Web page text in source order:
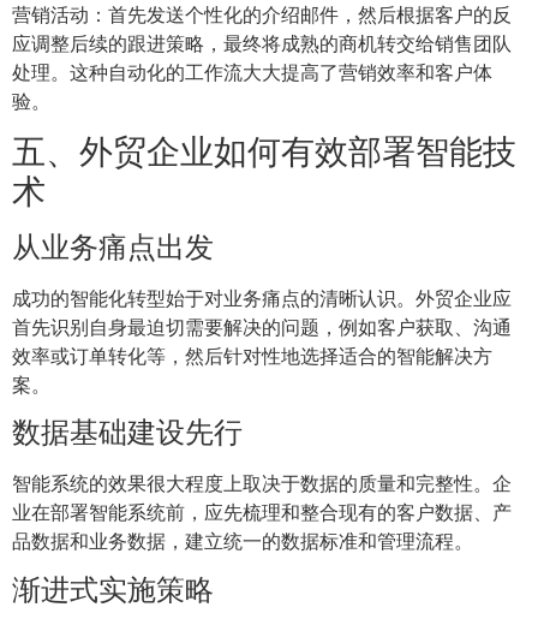
营销活动：首先发送个性化的介绍邮件，然后根据客户的反
应调整后续的跟进策略，最终将成熟的商机转交给销售团队
处理。这种自动化的工作流大大提高了营销效率和客户体
验。
五、外贸企业如何有效部署智能技
术
从业务痛点出发
成功的智能化转型始于对业务痛点的清晰认识。外贸企业应
首先识别自身最迫切需要解决的问题，例如客户获取、沟通
效率或订单转化等，然后针对性地选择适合的智能解决方
案。
数据基础建设先行
智能系统的效果很大程度上取决于数据的质量和完整性。企
业在部署智能系统前，应先梳理和整合现有的客户数据、产
品数据和业务数据，建立统一的数据标准和管理流程。
渐进式实施策略